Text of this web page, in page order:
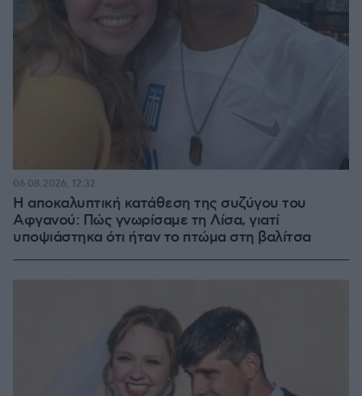
Η αποκαλυπτική κατάθεση της συζύγου του
Αφγανού: Πώς γνωρίσαμε τη Λίσα, γιατί
υποψιάστηκα ότι ήταν το πτώμα στη βαλίτσα
06.08.2026, 12:32